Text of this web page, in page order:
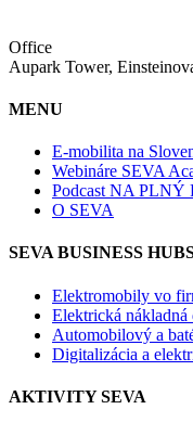
Office
Aupark Tower,
MENU
E-mobilita na
Webináre SEVA
Podcast NA PLNÝ
O SEVA
SEVA BUSINESS
Elektromobily vo
Elektrická nákladná
Automobilový a
Digitalizácia a
AKTIVITY SEVA